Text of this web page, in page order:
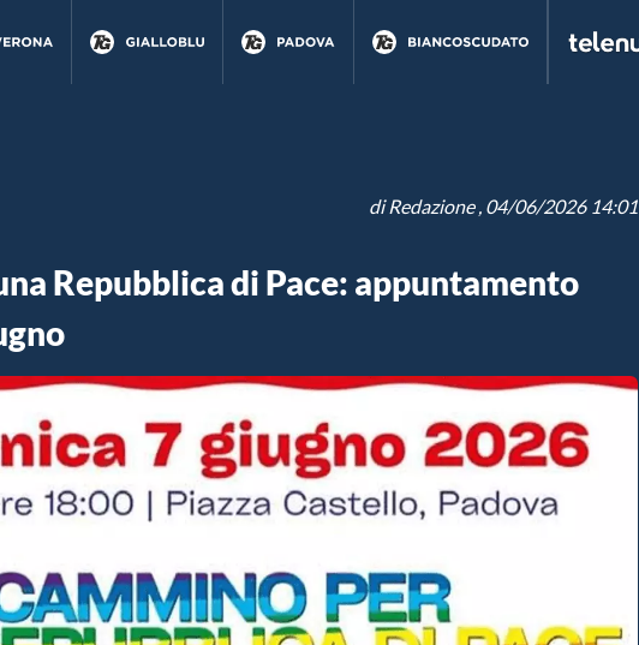
diRedazione, 04/06/2026 14:01
Repubblica di Pace: appuntamento